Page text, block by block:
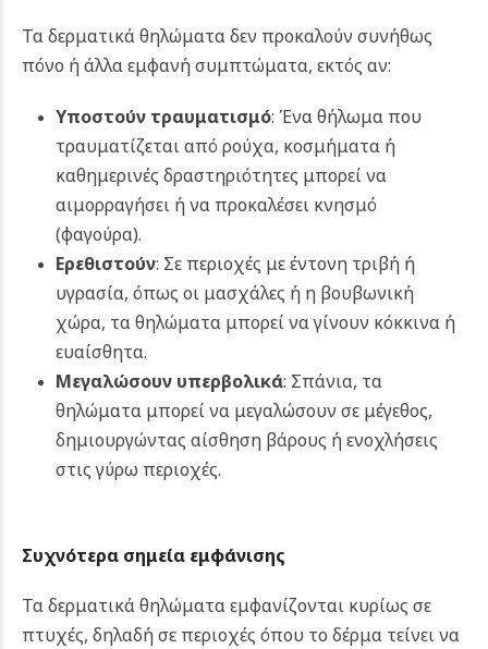
Τα δερματικά θηλώματα δεν προκαλούν συνήθως
πόνο ή άλλα εμφανή συμπτώματα, εκτός αν:
Υποστούν τραυματισμό: Ένα θήλωμα που
τραυματίζεται από ρούχα, κοσμήματα ή
καθημερινές δραστηριότητες μπορεί να
αιμορραγήσει ή να προκαλέσει κνησμό
(φαγούρα).
Ερεθιστούν: Σε περιοχές με έντονη τριβή ή
υγρασία, όπως οι μασχάλες ή η βουβωνική
χώρα, τα θηλώματα μπορεί να γίνουν κόκκινα ή
ευαίσθητα.
Μεγαλώσουν υπερβολικά: Σπάνια, τα
θηλώματα μπορεί να μεγαλώσουν σε μέγεθος,
δημιουργώντας αίσθηση βάρους ή ενοχλήσεις
στις γύρω περιοχές.
Συχνότερα σημεία εμφάνισης
Τα δερματικά θηλώματα εμφανίζονται κυρίως σε
πτυχές, δηλαδή σε περιοχές όπου το δέρμα τείνει να